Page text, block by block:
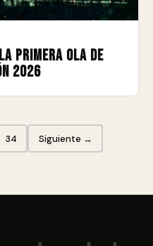
primera ola de
2026
34 Siguiente →